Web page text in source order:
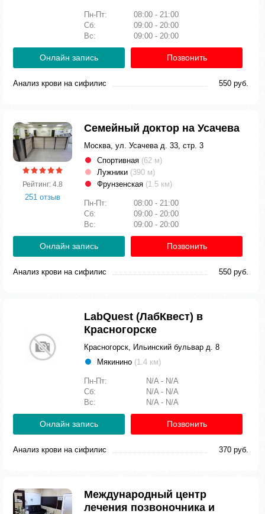
Пн-Пт:
08:00 - 21:00
Сб:
09:00 - 20:00
Вс:
09:00 - 20:00
Онлайн запись Позвонить
Анализ крови на сифилис 550 руб.
Рейтинг: 4.8
251 отзыв
Семейный доктор на Усачева
Москва, ул. Усачева д. 33, стр. 3
Спортивная (62 м)
Лужники (390 м)
Фрунзенская (1.5 км)
Пн-Пт:
08:00 - 21:00
Сб:
09:00 - 20:00
Вс:
09:00 - 20:00
Онлайн запись Позвонить
Анализ крови на сифилис 550 руб.
LabQuest (ЛабКвест) в
Красногорске
Красногорск, Ильинский бульвар д. 8
Мякинино (1.4 км)
Пн-Пт:
N/A - N/A
Сб:
N/A - N/A
Вс:
N/A - N/A
Онлайн запись Позвонить
Анализ крови на сифилис 370 руб.
Международный центр
лечения позвоночника и